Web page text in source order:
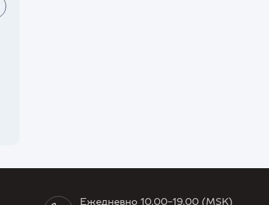
Ежедневно 10.00-19.00 (MSK)